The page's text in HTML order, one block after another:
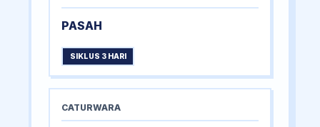
PASAH
SIKLUS 3 HARI
CATURWARA